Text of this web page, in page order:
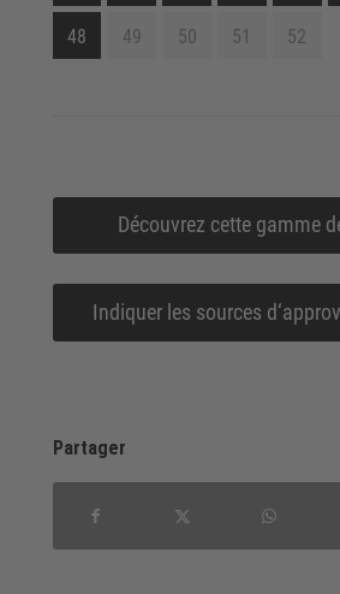
48 49 50 51 52
Découvrez cette gamme
Indiquer les sources
Partager